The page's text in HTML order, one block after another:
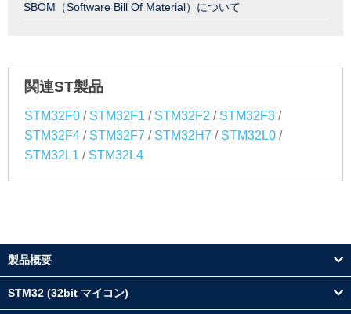
SBOM（Software Bill Of Material）について
関連ST製品
STM32F0 / STM32F1 / STM32F2 / STM32F3 /
STM32F4 / STM32F7 / STM32H7 / STM32L0 /
STM32L1 / STM32L4
製品概要
STM32 (32bit マイコン)